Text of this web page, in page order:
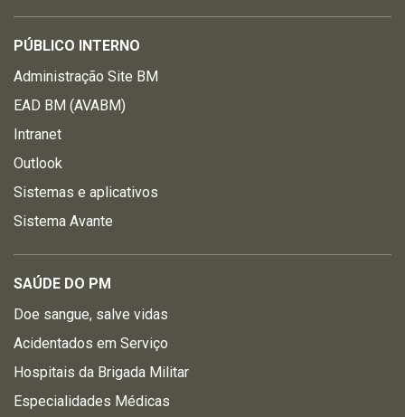
PÚBLICO INTERNO
Administração Site BM
EAD BM (AVABM)
Intranet
Outlook
Sistemas e aplicativos
Sistema Avante
SAÚDE DO PM
Doe sangue, salve vidas
Acidentados em Serviço
Hospitais da Brigada Militar
Especialidades Médicas